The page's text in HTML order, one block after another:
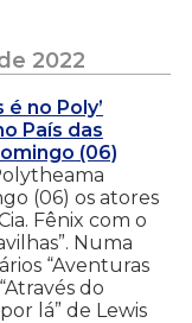
2022
é no Poly’
País das
(06)
(06) os atores
Fênix com o
Numa
“Aventuras
do
lá” de Lewis